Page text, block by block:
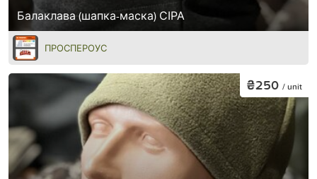
Балаклава (шапка-маска) СІРА
ПРОСПЕРОУС
₴250 / unit